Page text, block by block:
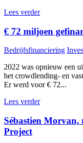
Lees verder
€ 72 miljoen
Bedrijfsfinanciering
2022 was opnieuw een
het crowdlending- en
Er werd voor € 72...
Lees verder
Sébastien Morvan,
Project